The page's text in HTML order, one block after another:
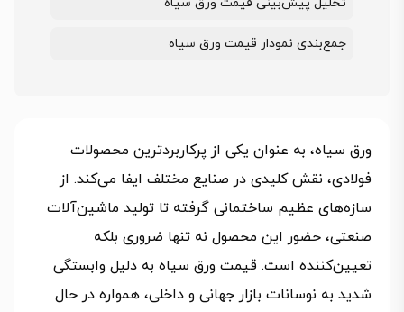
جمع‌بندی نمودار قیمت ورق سیاه
ورق سیاه، به عنوان یکی از پرکاربردترین محصولات
فولادی، نقش کلیدی در صنایع مختلف ایفا می‌کند. از
سازه‌های عظیم ساختمانی گرفته تا تولید ماشین‌آلات
صنعتی، حضور این محصول نه تنها ضروری بلکه
تعیین‌کننده است. قیمت ورق سیاه به دلیل وابستگی
شدید به نوسانات بازار جهانی و داخلی، همواره در حال